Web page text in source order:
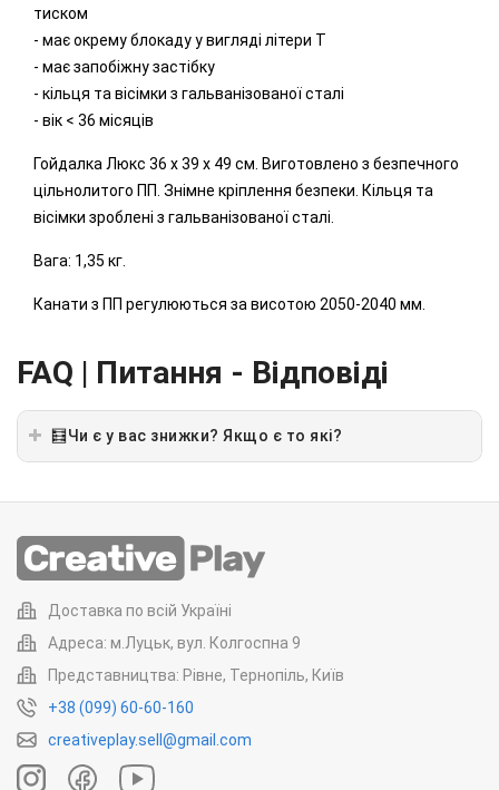
тиском
- має окрему блокаду у вигляді літери Т
- має запобіжну застібку
- кільця та вісімки з гальванізованої сталі
- вік < 36 місяців
Гойдалка Люкс 36 х 39 х 49 см. Виготовлено з безпечного
цільнолитого ПП. Знімне кріплення безпеки. Кільця та
вісімки зроблені з гальванізованої сталі.
Вага: 1,35 кг.
Канати з ПП регулюються за висотою 2050-2040 мм.
FAQ | Питання - Відповіді
🧮Чи є у вас знижки? Якщо є то які?
Доставка по всій Україні
Адреса: м.Луцьк, вул. Колгоспна 9
Представництва: Рівне, Тернопіль, Київ
+38 (099) 60-60-160
creativeplay.sell@gmail.com